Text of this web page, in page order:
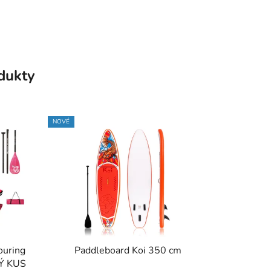
KUS
NOVÉ
Paddleboard Koi 350 cm